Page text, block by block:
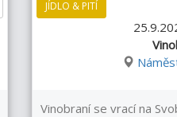
JÍDLO & PITÍ
Vinobraní se vrací na